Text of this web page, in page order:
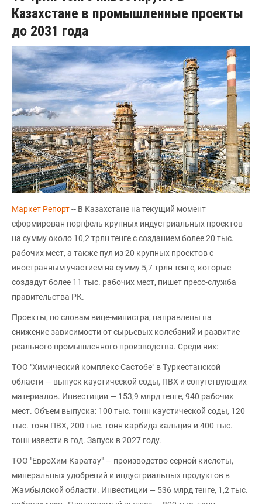
Казахстане в промышленные проекты
до 2031 года
Маркет Репорт-- В Казахстане на текущий момент
сформирован портфель крупных индустриальных проектов
на сумму около 10,2 трлн тенге с созданием более 20 тыс.
рабочих мест, а также пул из 20 крупных проектов с
иностранным участием на сумму 5,7 трлн тенге, которые
создадут более 11 тыс. рабочих мест, пишет пресс-служба
правительства РК.
Проекты, по словам вице-министра, направлены на
снижение зависимости от сырьевых колебаний и развитие
реального промышленного производства. Среди них:
ТОО "Химический комплекс Састобе" в Туркестанской
области — выпуск каустической соды, ПВХ и сопутствующих
материалов. Инвестиции — 153,9 млрд тенге, 940 рабочих
мест. Объем выпуска: 100 тыс. тонн каустической соды, 120
тыс. тонн ПВХ, 200 тыс. тонн карбида кальция и 400 тыс.
тонн извести в год. Запуск в 2027 году.
ТОО "ЕвроХим-Каратау" — производство серной кислоты,
минеральных удобрений и индустриальных продуктов в
Жамбылской области. Инвестиции — 536 млрд тенге, 1,2 тыс.